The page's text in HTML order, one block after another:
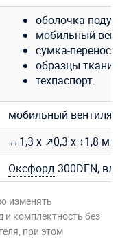
оболочка
мобильный
сумка-
образцы ткани
техпаспорт.
мобильный
↔1,3 х ↗0,3 х ↕1,8 м
Оксфорд300DEN,
изменять
и комплектность без
при этом